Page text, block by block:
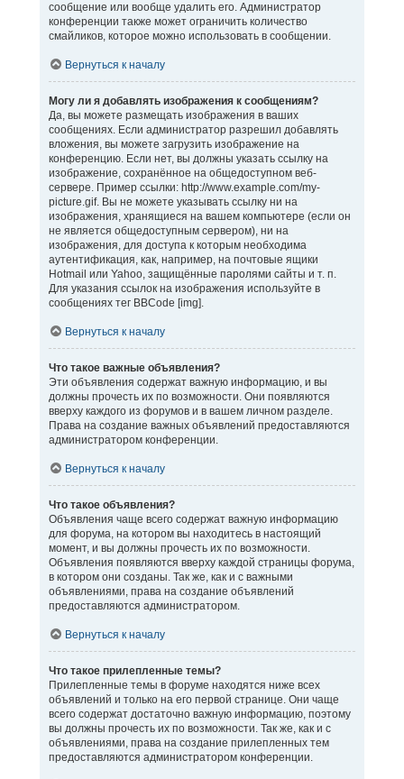
сообщение или вообще удалить его. Администратор
конференции также может ограничить количество
смайликов, которое можно использовать в сообщении.
Вернуться к началу
Могу ли я добавлять изображения к сообщениям?
Да, вы можете размещать изображения в ваших
сообщениях. Если администратор разрешил добавлять
вложения, вы можете загрузить изображение на
конференцию. Если нет, вы должны указать ссылку на
изображение, сохранённое на общедоступном веб-
сервере. Пример ссылки: http://www.example.com/my-
picture.gif. Вы не можете указывать ссылку ни на
изображения, хранящиеся на вашем компьютере (если он
не является общедоступным сервером), ни на
изображения, для доступа к которым необходима
аутентификация, как, например, на почтовые ящики
Hotmail или Yahoo, защищённые паролями сайты и т. п.
Для указания ссылок на изображения используйте в
сообщениях тег BBCode [img].
Вернуться к началу
Что такое важные объявления?
Эти объявления содержат важную информацию, и вы
должны прочесть их по возможности. Они появляются
вверху каждого из форумов и в вашем личном разделе.
Права на создание важных объявлений предоставляются
администратором конференции.
Вернуться к началу
Что такое объявления?
Объявления чаще всего содержат важную информацию
для форума, на котором вы находитесь в настоящий
момент, и вы должны прочесть их по возможности.
Объявления появляются вверху каждой страницы форума,
в котором они созданы. Так же, как и с важными
объявлениями, права на создание объявлений
предоставляются администратором.
Вернуться к началу
Что такое прилепленные темы?
Прилепленные темы в форуме находятся ниже всех
объявлений и только на его первой странице. Они чаще
всего содержат достаточно важную информацию, поэтому
вы должны прочесть их по возможности. Так же, как и с
объявлениями, права на создание прилепленных тем
предоставляются администратором конференции.